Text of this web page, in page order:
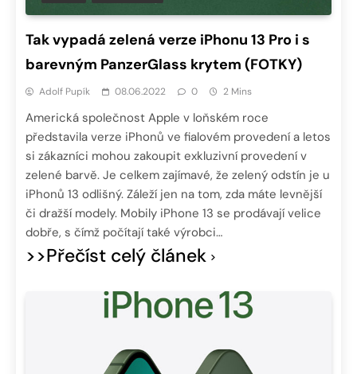
Tak vypadá zelená verze iPhonu 13 Pro i s
barevným PanzerGlass krytem (FOTKY)
Adolf Pupík 08.06.2022 0 2 Mins
Americká společnost Apple v loňském roce
představila verze iPhonů ve fialovém provedení a letos
si zákazníci mohou zakoupit exkluzivní provedení v
zelené barvě. Je celkem zajímavé, že zelený odstín je u
iPhonů 13 odlišný. Záleží jen na tom, zda máte levnější
či dražší modely. Mobily iPhone 13 se prodávají velice
dobře, s čímž počítají také výrobci…
>>Přečíst celý článek